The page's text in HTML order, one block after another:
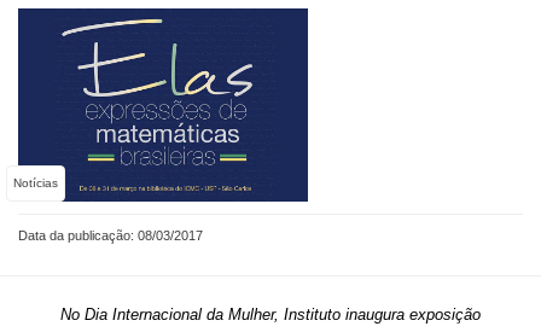
Notícias
Data da publicação: 08/03/2017
No Dia Internacional da Mulher, Instituto inaugura exposição